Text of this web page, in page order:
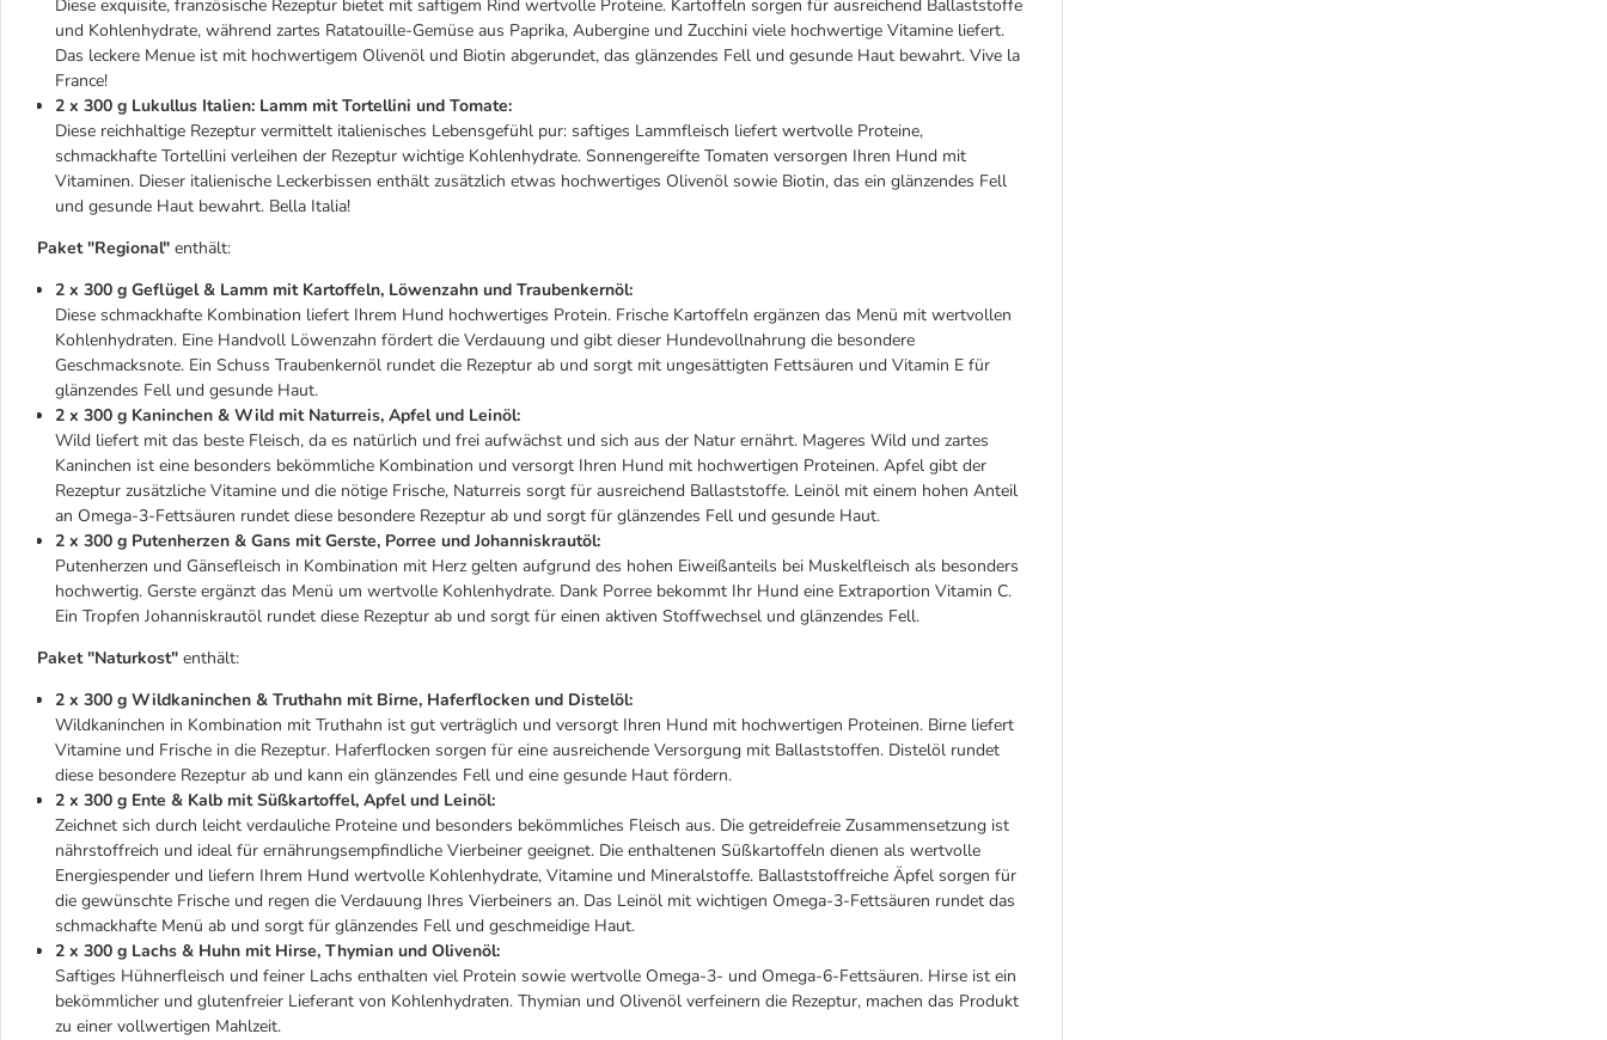
Diese exquisite, französische Rezeptur bietet mit saftigem Rind wertvolle Proteine. Kartoffeln sorgen für ausreichend Ballaststoffe
und Kohlenhydrate, während zartes Ratatouille-Gemüse aus Paprika, Aubergine und Zucchini viele hochwertige Vitamine liefert.
Das leckere Menue ist mit hochwertigem Olivenöl und Biotin abgerundet, das glänzendes Fell und gesunde Haut bewahrt. Vive la
France!
2 x 300 g Lukullus Italien: Lamm mit Tortellini und Tomate:
Diese reichhaltige Rezeptur vermittelt italienisches Lebensgefühl pur: saftiges Lammfleisch liefert wertvolle Proteine,
schmackhafte Tortellini verleihen der Rezeptur wichtige Kohlenhydrate. Sonnengereifte Tomaten versorgen Ihren Hund mit
Vitaminen. Dieser italienische Leckerbissen enthält zusätzlich etwas hochwertiges Olivenöl sowie Biotin, das ein glänzendes Fell
und gesunde Haut bewahrt. Bella Italia!
Paket "Regional" enthält:
2 x 300 g Geflügel & Lamm mit Kartoffeln, Löwenzahn und Traubenkernöl:
Diese schmackhafte Kombination liefert Ihrem Hund hochwertiges Protein. Frische Kartoffeln ergänzen das Menü mit wertvollen
Kohlenhydraten. Eine Handvoll Löwenzahn fördert die Verdauung und gibt dieser Hundevollnahrung die besondere
Geschmacksnote. Ein Schuss Traubenkernöl rundet die Rezeptur ab und sorgt mit ungesättigten Fettsäuren und Vitamin E für
glänzendes Fell und gesunde Haut.
2 x 300 g Kaninchen & Wild mit Naturreis, Apfel und Leinöl:
Wild liefert mit das beste Fleisch, da es natürlich und frei aufwächst und sich aus der Natur ernährt. Mageres Wild und zartes
Kaninchen ist eine besonders bekömmliche Kombination und versorgt Ihren Hund mit hochwertigen Proteinen. Apfel gibt der
Rezeptur zusätzliche Vitamine und die nötige Frische, Naturreis sorgt für ausreichend Ballaststoffe. Leinöl mit einem hohen Anteil
an Omega-3-Fettsäuren rundet diese besondere Rezeptur ab und sorgt für glänzendes Fell und gesunde Haut.
2 x 300 g Putenherzen & Gans mit Gerste, Porree und Johanniskrautöl:
Putenherzen und Gänsefleisch in Kombination mit Herz gelten aufgrund des hohen Eiweißanteils bei Muskelfleisch als besonders
hochwertig. Gerste ergänzt das Menü um wertvolle Kohlenhydrate. Dank Porree bekommt Ihr Hund eine Extraportion Vitamin C.
Ein Tropfen Johanniskrautöl rundet diese Rezeptur ab und sorgt für einen aktiven Stoffwechsel und glänzendes Fell.
Paket "Naturkost" enthält:
2 x 300 g Wildkaninchen & Truthahn mit Birne, Haferflocken und Distelöl:
Wildkaninchen in Kombination mit Truthahn ist gut verträglich und versorgt Ihren Hund mit hochwertigen Proteinen. Birne liefert
Vitamine und Frische in die Rezeptur. Haferflocken sorgen für eine ausreichende Versorgung mit Ballaststoffen. Distelöl rundet
diese besondere Rezeptur ab und kann ein glänzendes Fell und eine gesunde Haut fördern.
2 x 300 g Ente & Kalb mit Süßkartoffel, Apfel und Leinöl:
Zeichnet sich durch leicht verdauliche Proteine und besonders bekömmliches Fleisch aus. Die getreidefreie Zusammensetzung ist
nährstoffreich und ideal für ernährungsempfindliche Vierbeiner geeignet. Die enthaltenen Süßkartoffeln dienen als wertvolle
Energiespender und liefern Ihrem Hund wertvolle Kohlenhydrate, Vitamine und Mineralstoffe. Ballaststoffreiche Äpfel sorgen für
die gewünschte Frische und regen die Verdauung Ihres Vierbeiners an. Das Leinöl mit wichtigen Omega-3-Fettsäuren rundet das
schmackhafte Menü ab und sorgt für glänzendes Fell und geschmeidige Haut.
2 x 300 g Lachs & Huhn mit Hirse, Thymian und Olivenöl:
Saftiges Hühnerfleisch und feiner Lachs enthalten viel Protein sowie wertvolle Omega-3- und Omega-6-Fettsäuren. Hirse ist ein
bekömmlicher und glutenfreier Lieferant von Kohlenhydraten. Thymian und Olivenöl verfeinern die Rezeptur, machen das Produkt
zu einer vollwertigen Mahlzeit.